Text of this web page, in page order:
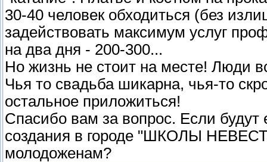
30-40 человек обходиться (без
задействовать максимум услуг
на два дня - 200-300...
Но жизнь не стоит на месте! Люди
Чья то свадьба шикарна, чья-то
остальное приложиться!
Спасибо вам за вопрос. Если
создания в городе "ШКОЛЫ
молодоженам?